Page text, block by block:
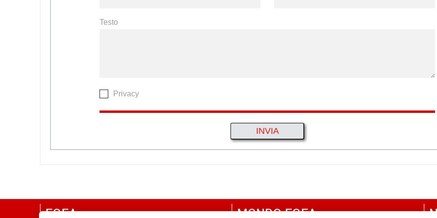
Testo
Privacy
EGEA MONDO EGEA